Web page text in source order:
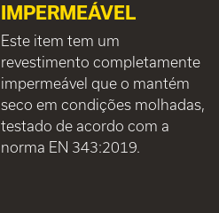
IMPERMEÁVEL
Este item tem um
revestimento completamente
impermeável que o mantém
seco em condições molhadas,
testado de acordo com a
norma EN 343:2019.